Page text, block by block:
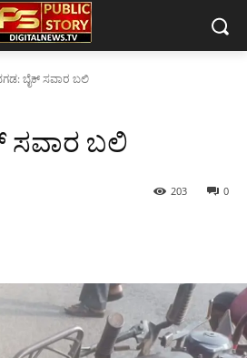
ಬೈಕ್ ಸವಾರ ಬಲಿ
ಸವಾರ ಬಲಿ
0
203